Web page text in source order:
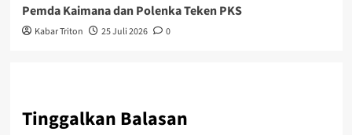
Pemda Kaimana dan Polenka Teken PKS
Kabar Triton 25 Juli 2026 0
Tinggalkan Balasan